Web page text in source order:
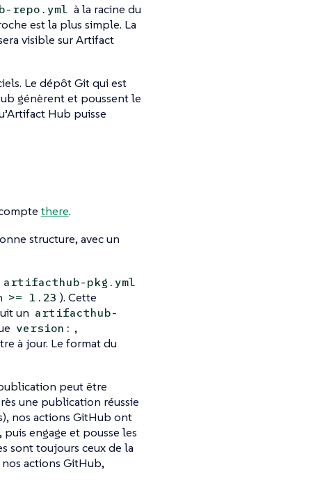
repo.yml à la racine du
est la plus simple. La
visible sur Artifact
Le dépôt Git qui est
génèrent et poussent le
Hub puisse
there.
structure, avec un
artifacthub-pkg.yml
>= 1.23 ). Cette
un artifacthub-
version: ,
à jour. Le format du
peut être
une publication réussie
nos actions GitHub ont
puis engage et pousse les
sont toujours ceux de la
actions GitHub,